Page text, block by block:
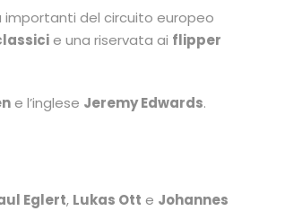
importanti del circuito europeo
e una riservata ai flipper
e l’inglese Jeremy Edwards.
Eglert, Lukas Ott e Johannes